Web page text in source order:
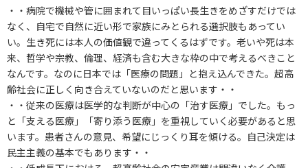
・・病院で機械や管に囲まれて目いっぱい長生きをめざすだけでは
なく、自宅で自然に近い形で家族にみとられる選択肢もあってい
い。生き死には本人の価値観で違ってくるはずです。老いや死は本
来、哲学や宗教、倫理、経済も含む大きな枠の中で考えるべきこと
なんです。なのに日本では「医療の問題」と抱え込んできた。超高
齢社会に正しく向き合えていないのだと思います・・
・・従来の医療は医学的な判断が中心の「治す医療」でした。もっ
と「支える医療」「寄り添う医療」を重視していく必要があると思
います。患者さんの意見、希望にじっくり耳を傾ける。自己決定は
民主主義の基本でもあります・・